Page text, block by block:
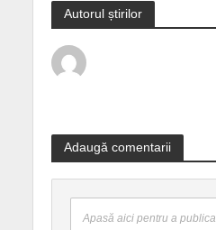
Autorul știrilor
Adaugă comentarii
Apasă aici pentru a